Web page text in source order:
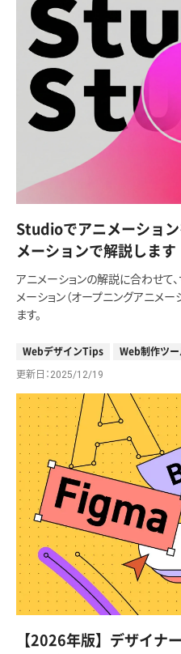
Studioでアニメーショ
メーションで解説します
アニメーションの解説に合わせて
メーション（オープニングアニメ
ます。
WebデザインTips Web制作ツー
更新日 2025/12/19
【2026年版】デザイナ